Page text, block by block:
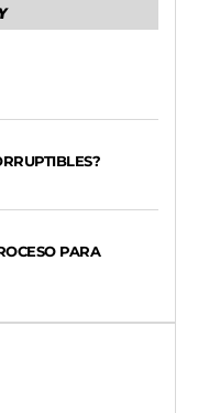
PARA